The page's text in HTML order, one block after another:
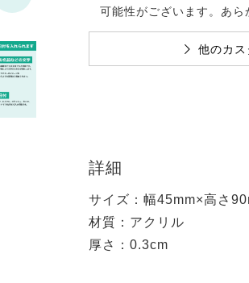
可能性がございます。あ
他のカ
詳細
サイズ：幅45mm×高さ
材質：アクリル
厚さ：0.3cm